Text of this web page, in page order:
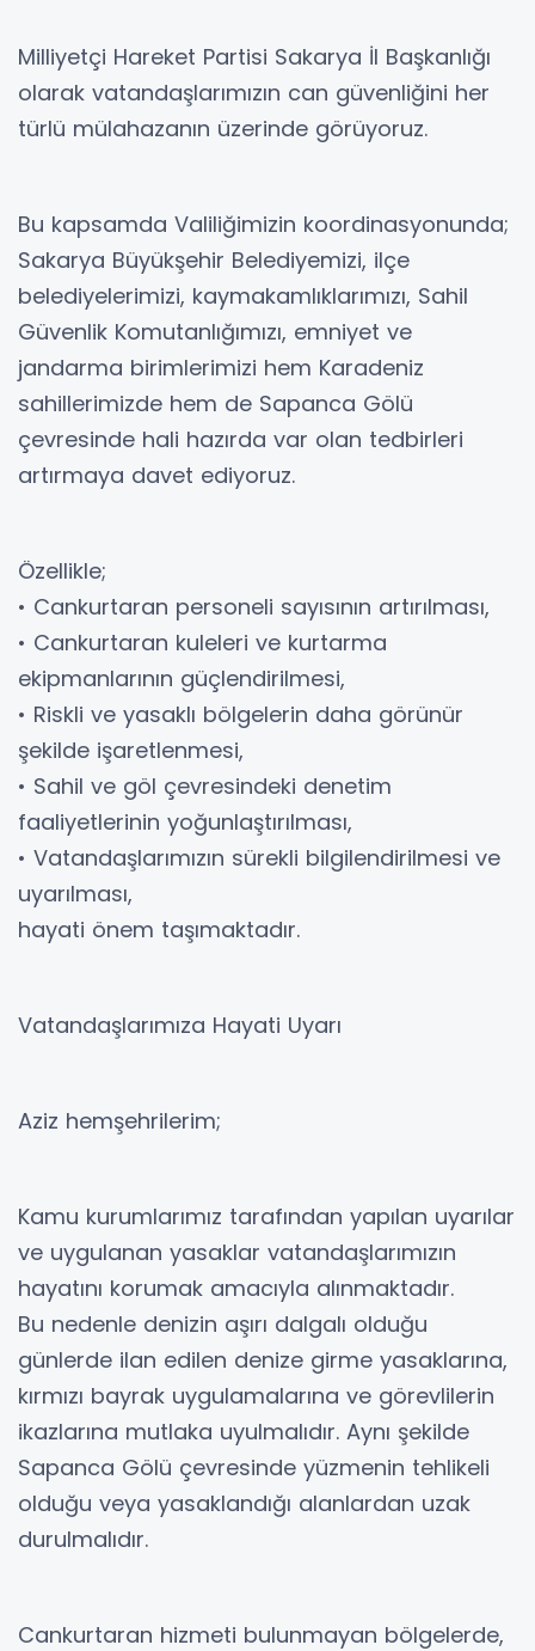
Milliyetçi Hareket Partisi Sakarya İl Başkanlığı
olarak vatandaşlarımızın can güvenliğini her
türlü mülahazanın üzerinde görüyoruz.
Bu kapsamda Valiliğimizin koordinasyonunda;
Sakarya Büyükşehir Belediyemizi, ilçe
belediyelerimizi, kaymakamlıklarımızı, Sahil
Güvenlik Komutanlığımızı, emniyet ve
jandarma birimlerimizi hem Karadeniz
sahillerimizde hem de Sapanca Gölü
çevresinde hali hazırda var olan tedbirleri
artırmaya davet ediyoruz.
Özellikle;
• Cankurtaran personeli sayısının artırılması,
• Cankurtaran kuleleri ve kurtarma
ekipmanlarının güçlendirilmesi,
• Riskli ve yasaklı bölgelerin daha görünür
şekilde işaretlenmesi,
• Sahil ve göl çevresindeki denetim
faaliyetlerinin yoğunlaştırılması,
• Vatandaşlarımızın sürekli bilgilendirilmesi ve
uyarılması,
hayati önem taşımaktadır.
Vatandaşlarımıza Hayati Uyarı
Aziz hemşehrilerim;
Kamu kurumlarımız tarafından yapılan uyarılar
ve uygulanan yasaklar vatandaşlarımızın
hayatını korumak amacıyla alınmaktadır.
Bu nedenle denizin aşırı dalgalı olduğu
günlerde ilan edilen denize girme yasaklarına,
kırmızı bayrak uygulamalarına ve görevlilerin
ikazlarına mutlaka uyulmalıdır. Aynı şekilde
Sapanca Gölü çevresinde yüzmenin tehlikeli
olduğu veya yasaklandığı alanlardan uzak
durulmalıdır.
Cankurtaran hizmeti bulunmayan bölgelerde,